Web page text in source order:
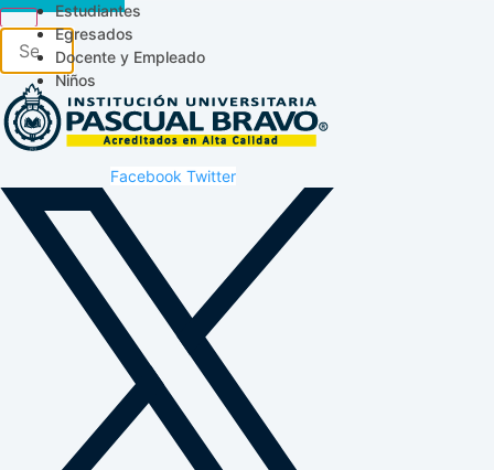
Estudiantes
Egresados
Docente y Empleado
Niños
Facebook Twitter